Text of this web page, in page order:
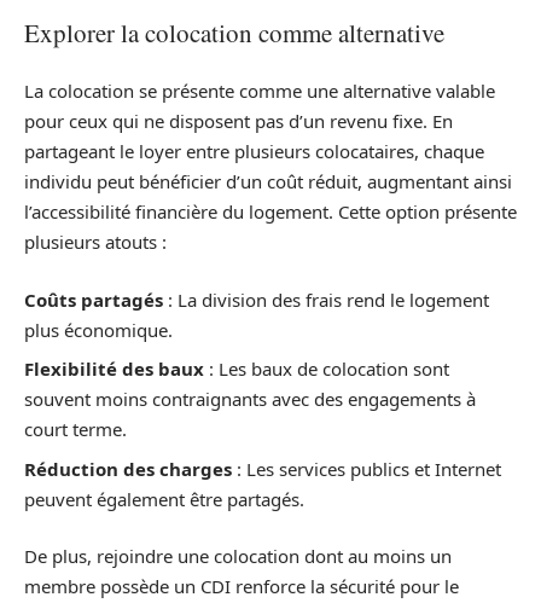
Explorer la colocation comme alternative
La colocation se présente comme une alternative valable
pour ceux qui ne disposent pas d’un revenu fixe. En
partageant le loyer entre plusieurs colocataires, chaque
individu peut bénéficier d’un coût réduit, augmentant ainsi
l’accessibilité financière du logement. Cette option présente
plusieurs atouts :
Coûts partagés : La division des frais rend le logement
plus économique.
Flexibilité des baux : Les baux de colocation sont
souvent moins contraignants avec des engagements à
court terme.
Réduction des charges : Les services publics et Internet
peuvent également être partagés.
De plus, rejoindre une colocation dont au moins un
membre possède un CDI renforce la sécurité pour le